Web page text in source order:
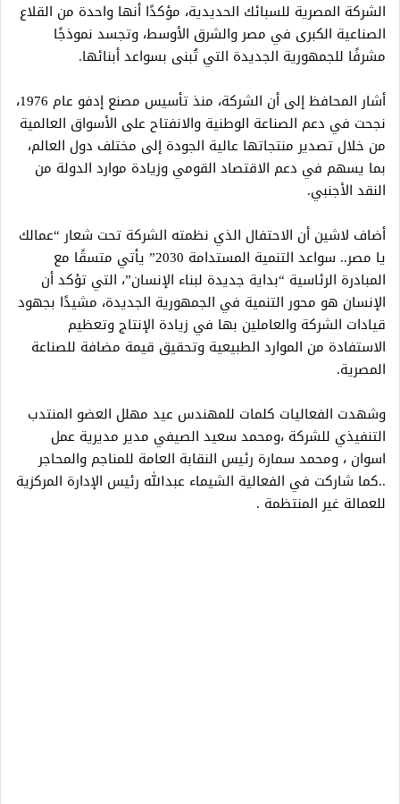
الشركة المصرية للسبائك الحديدية، مؤكدًا أنها واحدة من القلاع
الصناعية الكبرى في مصر والشرق الأوسط، وتجسد نموذجًا
مشرفًا للجمهورية الجديدة التي تُبنى بسواعد أبنائها.
أشار المحافظ إلى أن الشركة، منذ تأسيس مصنع إدفو عام 1976،
نجحت في دعم الصناعة الوطنية والانفتاح على الأسواق العالمية
من خلال تصدير منتجاتها عالية الجودة إلى مختلف دول العالم،
بما يسهم في دعم الاقتصاد القومي وزيادة موارد الدولة من
النقد الأجنبي.
أضاف لاشين أن الاحتفال الذي نظمته الشركة تحت شعار “عمالك
يا مصر.. سواعد التنمية المستدامة 2030” يأتي متسقًا مع
المبادرة الرئاسية “بداية جديدة لبناء الإنسان”، التي تؤكد أن
الإنسان هو محور التنمية في الجمهورية الجديدة، مشيدًا بجهود
قيادات الشركة والعاملين بها في زيادة الإنتاج وتعظيم
الاستفادة من الموارد الطبيعية وتحقيق قيمة مضافة للصناعة
المصرية.
وشهدت الفعاليات كلمات للمهندس عيد مهلل العضو المنتدب
التنفيذي للشركة ،ومحمد سعيد الصيفي مدير مديرية عمل
اسوان ، ومحمد سمارة رئيس النقابة العامة للمناجم والمحاجر
..كما شاركت في الفعالية الشيماء عبدالله رئيس الإدارة المركزية
للعمالة غير المنتظمة .